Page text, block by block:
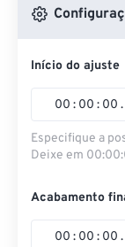
Início do ajuste
00 : 00 : 00 .
Especifique a
Deixe em
Acabamento
00 : 00 : 00 .